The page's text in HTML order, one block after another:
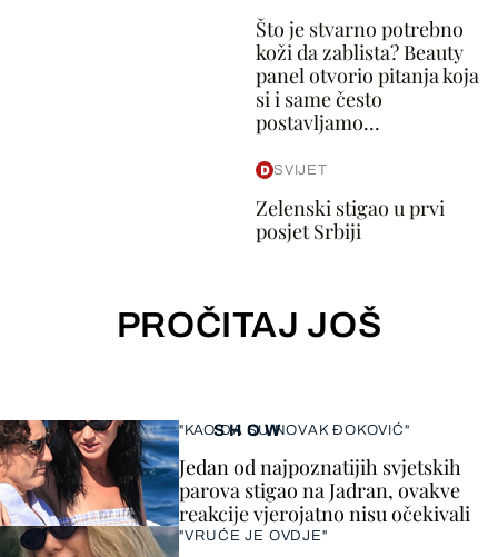
Što je stvarno potrebno
koži da zablista? Beauty
panel otvorio pitanja koja
si i same često
postavljamo...
SVIJET
Zelenski stigao u prvi
posjet Srbiji
PROČITAJ JOŠ
SHOW
"KAO DA SU NOVAK ĐOKOVIĆ"
Jedan od najpoznatijih svjetskih
parova stigao na Jadran, ovakve
reakcije vjerojatno nisu očekivali
"VRUĆE JE OVDJE"